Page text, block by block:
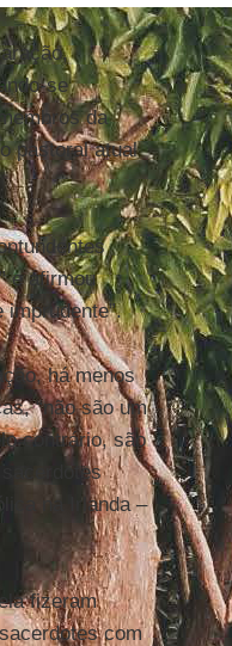
se
da
pastoral atual
e afirmou
há menos
“não são um
contrário, são
na Irlanda –
fizeram
com